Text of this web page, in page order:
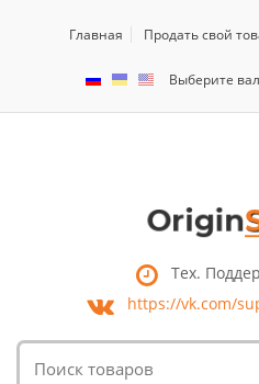
Главная Продать свой
Выберите
Тех.
https://vk.com/
товаров: